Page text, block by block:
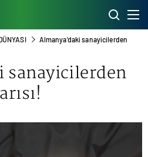
Almanya'daki sanayicilerden